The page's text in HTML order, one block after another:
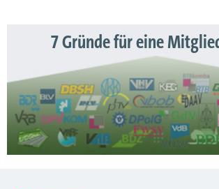
7 Gründe für eine